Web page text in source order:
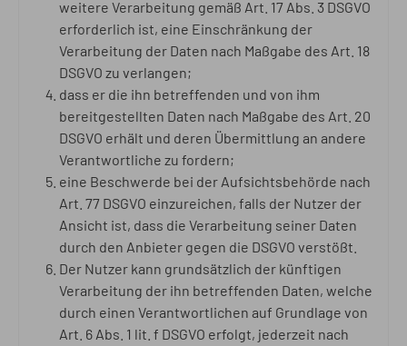
weitere Verarbeitung gemäß Art. 17 Abs. 3 DSGVO
erforderlich ist, eine Einschränkung der
Verarbeitung der Daten nach Maßgabe des Art. 18
DSGVO zu verlangen;
dass er die ihn betreffenden und von ihm
bereitgestellten Daten nach Maßgabe des Art. 20
DSGVO erhält und deren Übermittlung an andere
Verantwortliche zu fordern;
eine Beschwerde bei der Aufsichtsbehörde nach
Art. 77 DSGVO einzureichen, falls der Nutzer der
Ansicht ist, dass die Verarbeitung seiner Daten
durch den Anbieter gegen die DSGVO verstößt.
Der Nutzer kann grundsätzlich der künftigen
Verarbeitung der ihn betreffenden Daten, welche
durch einen Verantwortlichen auf Grundlage von
Art. 6 Abs. 1 lit. f DSGVO erfolgt, jederzeit nach